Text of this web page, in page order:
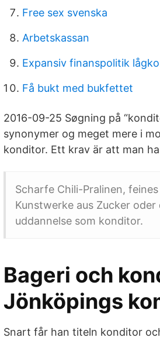
Free sex svenska
Arbetskassan
Expansiv finanspolitik
Få bukt med bukfettet
2016-09-25 Søgning på
synonymer og meget mere i
konditor. Ett krav är att man
Scharfe Chili-Pralinen,
Kunstwerke aus Zucker
uddannelse som konditor.
Bageri och
Jönköpings
Snart får han titeln konditor